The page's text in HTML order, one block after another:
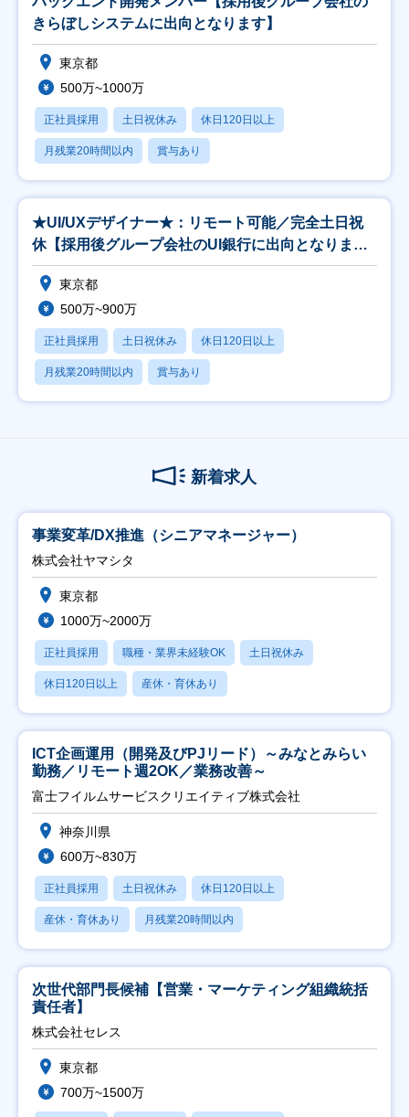
きらぼしシステムに出向となります】
東京都
500万~1000万
正社員採用 土日祝休み 休日120日以上
月残業20時間以内 賞与あり
★UI/UXデザイナー★：リモート可能／完全土日祝
休【採用後グループ会社のUI銀行に出向となりま
す】
東京都
500万~900万
正社員採用 土日祝休み 休日120日以上
月残業20時間以内 賞与あり
新着求人
事業変革/DX推進（シニアマネージャー）
株式会社ヤマシタ
東京都
1000万~2000万
正社員採用 職種・業界未経験OK 土日祝休み
休日120日以上 産休・育休あり
ICT企画運用（開発及びPJリード）～みなとみらい
勤務／リモート週2OK／業務改善～
富士フイルムサービスクリエイティブ株式会社
神奈川県
600万~830万
正社員採用 土日祝休み 休日120日以上
産休・育休あり 月残業20時間以内
次世代部門長候補【営業・マーケティング組織統括
責任者】
株式会社セレス
東京都
700万~1500万